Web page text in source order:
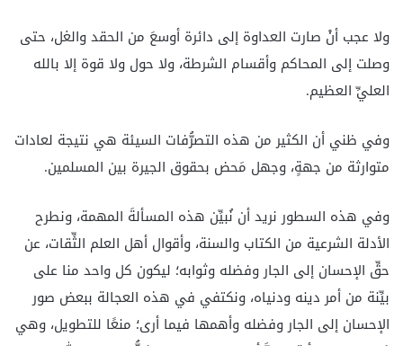
ولا عجب أنْ صارت العداوة إلى دائرة أوسعَ من الحقد والغل، حتى
وصلت إلى المحاكم وأقسام الشرطة، ولا حول ولا قوة إلا بالله
العليِّ العظيم.
وفي ظني أن الكثير من هذه التصرُّفات السيئة هي نتيجة لعادات
متوارثة من جهةٍ، وجهل مَحض بحقوق الجيرة بين المسلمين.
وفي هذه السطور نريد أن نُبيِّن هذه المسألةَ المهمة، ونطرح
الأدلة الشرعية من الكتاب والسنة، وأقوال أهل العلم الثِّقات، عن
حقِّ الإحسان إلى الجار وفضله وثوابه؛ ليكون كل واحد منا على
بيِّنة من أمر دينه ودنياه، ونكتفي في هذه العجالة ببعض صور
الإحسان إلى الجار وفضله وأهمها فيما أرى؛ منعًا للتطويل، وهي